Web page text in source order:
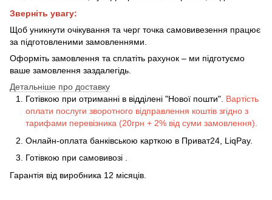
Зверніть увагу:
Щоб уникнути очікування та черг точка самовивезення працює
за підготовленими замовленнями.
Оформіть замовлення та сплатіть рахунок – ми підготуємо
ваше замовлення заздалегідь.
Детальніше про доставку
Готівкою при отриманні в відділені "Нової пошти". Вартість
оплати послуги зворотного відправлення коштів згідно з
тарифами перевізника (20грн + 2% від суми замовлення).
Онлайн-оплата банківською карткою в Приват24, LiqPay.
Готівкою при самовивозі
Гарантія від виробника 12 місяців.